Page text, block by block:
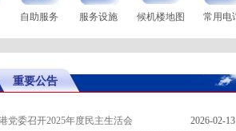
到
班号 到达城市
起飞时间
MF8227
西安 起飞 13:14
自助服务 服务设施 候机楼地图 常用电
重要公告
党委召开2025年度民主生活会 2026-02-